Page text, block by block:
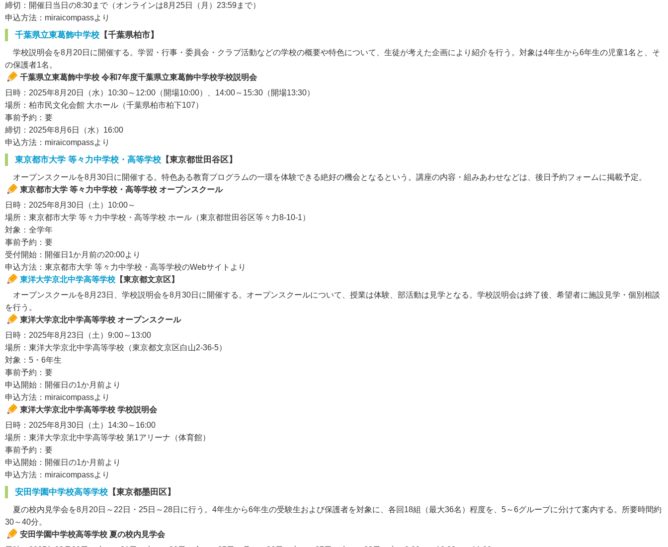
締切：開催日当日の8:30まで（オンラインは8月25日（月）23:59まで）
申込方法：miraicompassより
千葉県立東葛飾中学校 【千葉県柏市】
学校説明会を8月20日に開催する。学習・行事・委員会・クラブ活動などの学校の概要や特色について、生徒が考えた企画により紹介を行う。対象は4年生から6年生の児童1名と、そ
の保護者1名。
千葉県立東葛飾中学校 令和7年度千葉県立東葛飾中学校学校説明会
日時：2025年8月20日（水）10:30～12:00（開場10:00）、14:00～15:30（開場13:30）
場所：柏市民文化会館 大ホール（千葉県柏市柏下107）
事前予約：要
締切：2025年8月6日（水）16:00
申込方法：miraicompassより
東京都市大学 等々力中学校・高等学校 【東京都世田谷区】
オープンスクールを8月30日に開催する。特色ある教育プログラムの一環を体験できる絶好の機会となるという。講座の内容・組みあわせなどは、後日予約フォームに掲載予定。
東京都市大学 等々力中学校・高等学校 オープンスクール
日時：2025年8月30日（土）10:00～
場所：東京都市大学 等々力中学校・高等学校 ホール（東京都世田谷区等々力8-10-1）
対象：全学年
事前予約：要
受付開始：開催日1か月前の20:00より
申込方法：東京都市大学 等々力中学校・高等学校のWebサイトより
東洋大学京北中学高等学校 【東京都文京区】
オープンスクールを8月23日、学校説明会を8月30日に開催する。オープンスクールについて、授業は体験、部活動は見学となる。学校説明会は終了後、希望者に施設見学・個別相談
を行う。
東洋大学京北中学高等学校 オープンスクール
日時：2025年8月23日（土）9:00～13:00
場所：東洋大学京北中学高等学校（東京都文京区白山2-36-5）
対象：5・6年生
事前予約：要
申込開始：開催日の1か月前より
申込方法：miraicompassより
東洋大学京北中学高等学校 学校説明会
日時：2025年8月30日（土）14:30～16:00
場所：東洋大学京北中学高等学校 第1アリーナ（体育館）
事前予約：要
申込開始：開催日の1か月前より
申込方法：miraicompassより
安田学園中学校高等学校 【東京都墨田区】
夏の校内見学会を8月20日～22日・25日～28日に行う。4年生から6年生の受験生および保護者を対象に、各回18組（最大36名）程度を、5～6グループに分けて案内する。所要時間約
30～40分。
安田学園中学校高等学校 夏の校内見学会